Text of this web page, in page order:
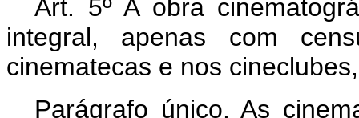
Art. 5º A obra
integral, apenas com
cinematecas e nos
Parágrafo único. As